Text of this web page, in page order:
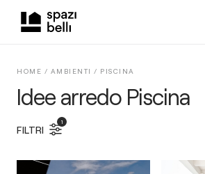
Idee arredo Piscina
HOME / AMBIENTI / PISCINA
FILTRI
1